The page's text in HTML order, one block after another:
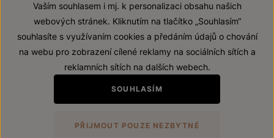
© 2026 ZNOVÍN ZNOJMO, a. s.
Prohlášení o přístupnosti
Zákaz prodeje alkoholických nápojů osobám mladším 18 let.
VytvořilwebProgress
Vaším souhlasem i mj. k personalizaci obsahu našich
webových stránek. Kliknutím na tlačítko „Souhlasím“
souhlasíte s využívaním cookies a předáním údajů o chování
na webu pro zobrazení cílené reklamy na sociálních sítích a
reklamních sítích na dalších webech.
SOUHLASÍM
PŘIJMOUT POUZE NEZBYTNÉ